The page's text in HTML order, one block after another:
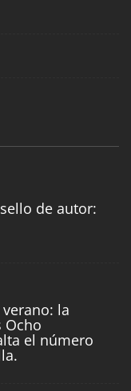
de autor:
la
Ocho
el número